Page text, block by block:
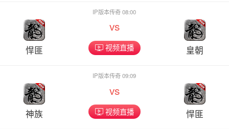
悍匪
IP版本传奇 08:00
vs
视频直播 皇朝
神族
IP版本传奇 09:09
vs
视频直播 悍匪